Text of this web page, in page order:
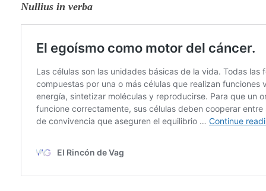
Nullius in verba